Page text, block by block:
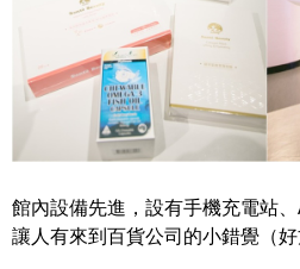
館內設備先進，設有手機充電站
讓人有來到百貨公司的小錯覺（好